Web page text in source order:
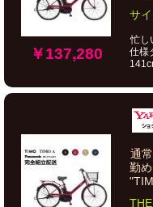
￥137,280
サ
忙し
仕様
通
勤